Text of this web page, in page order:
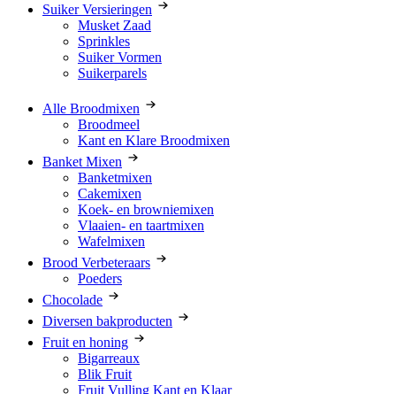
Suiker Versieringen
Musket Zaad
Sprinkles
Suiker Vormen
Suikerparels
Alle Broodmixen
Broodmeel
Kant en Klare Broodmixen
Banket Mixen
Banketmixen
Cakemixen
Koek- en browniemixen
Vlaaien- en taartmixen
Wafelmixen
Brood Verbeteraars
Poeders
Chocolade
Diversen bakproducten
Fruit en honing
Bigarreaux
Blik Fruit
Fruit Vulling Kant en Klaar